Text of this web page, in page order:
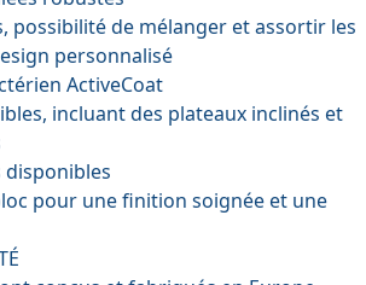
possibilité de mélanger et assortir les
personnalisé
ActiveCoat
incluant des plateaux inclinés et
pour une finition soignée et une